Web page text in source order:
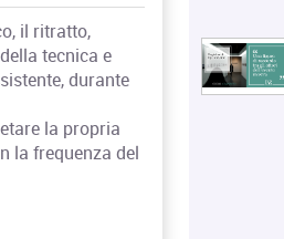
il ritratto,
tecnica e
durante
la propria
la frequenza del